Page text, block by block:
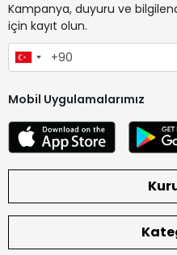
Kampanya, duyuru ve
için kayıt olun.
Mobil Uygulamalarımız